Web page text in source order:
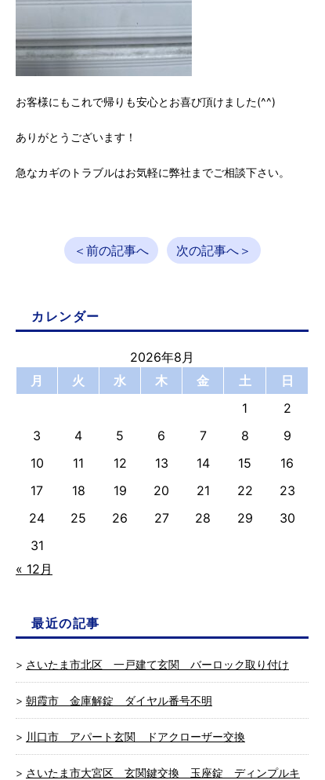
お客様にもこれで帰りも安心とお喜び頂けました(^^)
ありがとうございます！
急なカギのトラブルはお気軽に弊社までご相談下さい。
＜前の記事へ 次の記事へ＞
カレンダー
2026年8月
月
火 水 木 金 土
日
1
2
3
4 5 6 7 8
9
10
11 12 13 14 15
16
17
18 19 20 21 22
23
24
25 26 27 28 29
30
31
« 12月
最近の記事
さいたま市北区 一戸建て玄関 バーロック取り付け
朝霞市 金庫解錠 ダイヤル番号不明
川口市 アパート玄関 ドアクローザー交換
さいたま市大宮区 玄関鍵交換 玉座錠 ディンプルキ